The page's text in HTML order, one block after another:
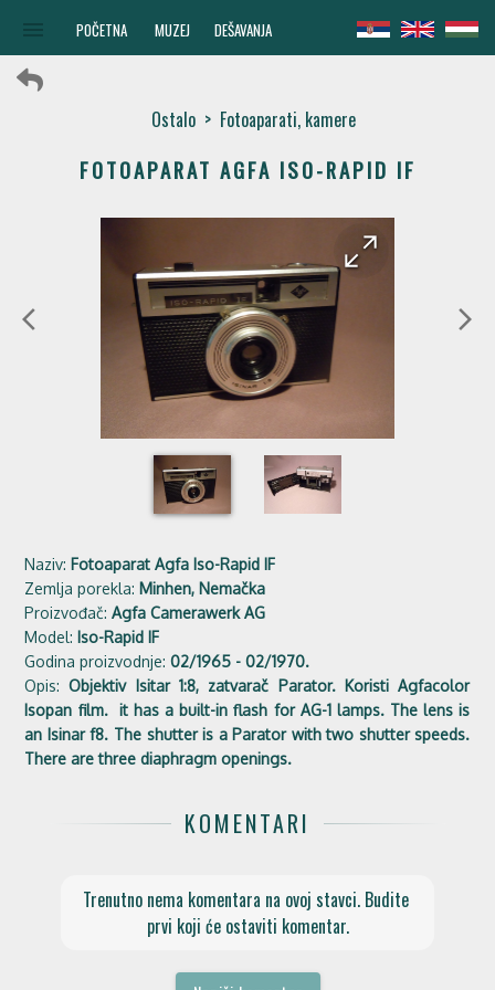
POČETNA MUZEJ DEŠAVANJA
Ostalo> Fotoaparati, kamere
FOTOAPARAT AGFA ISO-RAPID IF
arrow_back_ios
arrow_back
arrow_forward
arrow_forward_ios
Naziv: Fotoaparat Agfa Iso-Rapid IF
Zemlja porekla: Minhen, Nemačka
Proizvođač:Agfa Camerawerk AG
Model: Iso-Rapid IF
Godina proizvodnje:02/1965 - 02/1970.
Opis:Objektiv Isitar 1:8, zatvarač Parator. Koristi Agfacolor
Isopan film. it has a built-in flash for AG-1 lamps. The lens is
an Isinar f8. The shutter is a Parator with two shutter speeds.
There are three diaphragm openings.
KOMENTARI
Trenutno nema komentara na ovoj stavci. Budite
prvi koji će ostaviti komentar.